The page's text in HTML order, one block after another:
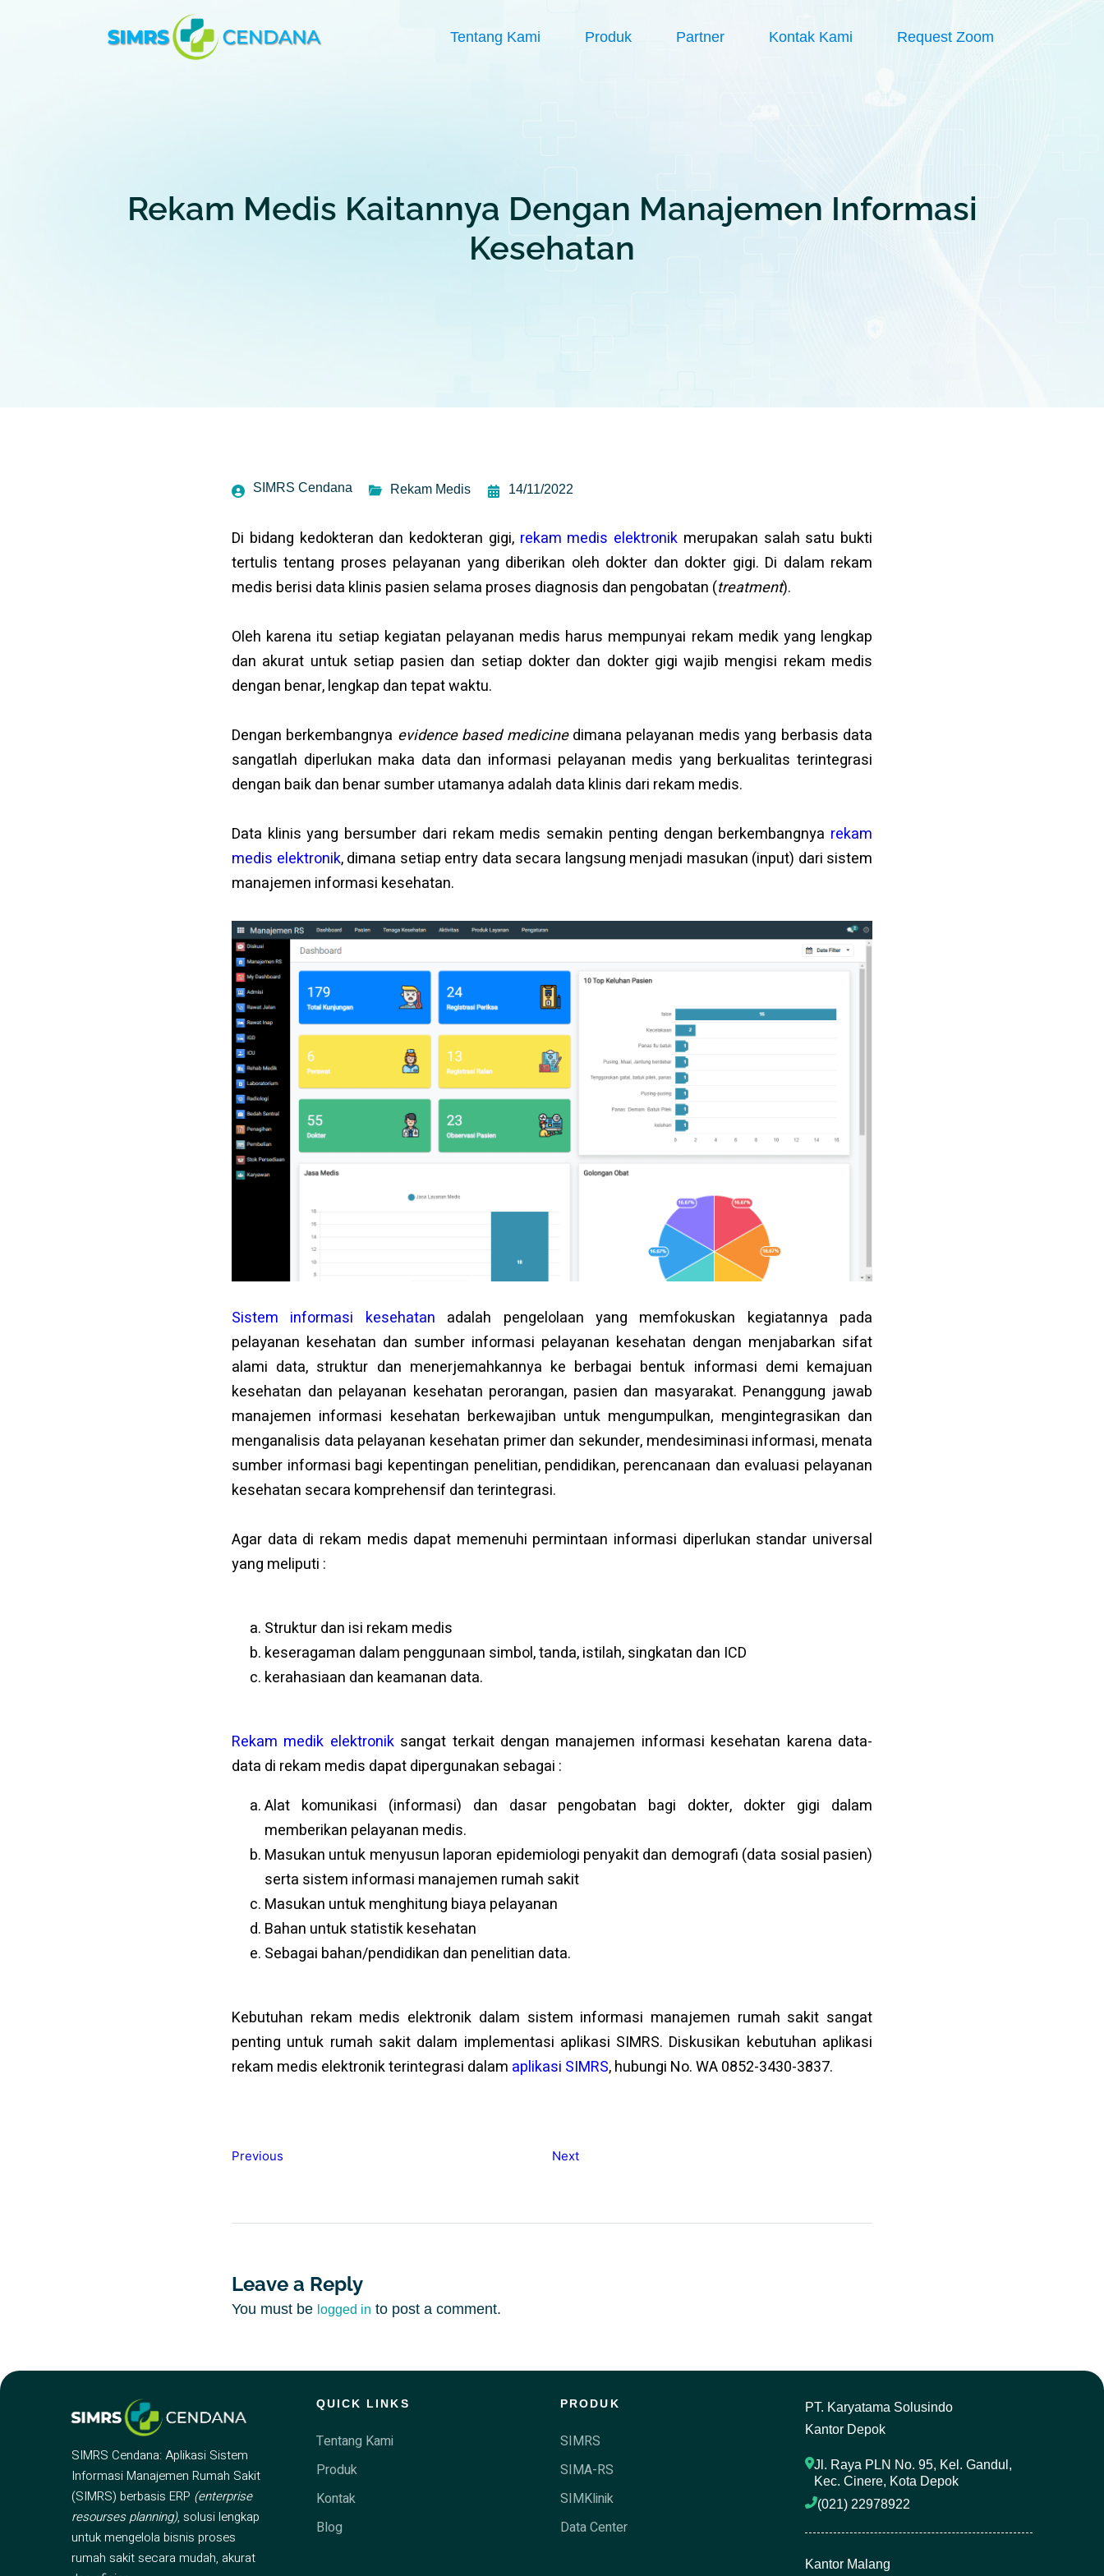
Tentang Kami Produk Partner Kontak Kami Request Zoom
Rekam Medis Kaitannya Dengan Manajemen Informasi
Kesehatan
SIMRS Cendana Rekam Medis 14/11/2022
Di bidang kedokteran dan kedokteran gigi, rekam medis elektronik merupakan salah satu bukti
tertulis tentang proses pelayanan yang diberikan oleh dokter dan dokter gigi. Di dalam rekam
medis berisi data klinis pasien selama proses diagnosis dan pengobatan (treatment).
Oleh karena itu setiap kegiatan pelayanan medis harus mempunyai rekam medik yang lengkap
dan akurat untuk setiap pasien dan setiap dokter dan dokter gigi wajib mengisi rekam medis
dengan benar, lengkap dan tepat waktu.
Dengan berkembangnya evidence based medicinedimana pelayanan medis yang berbasis data
sangatlah diperlukan maka data dan informasi pelayanan medis yang berkualitas terintegrasi
dengan baik dan benar sumber utamanya adalah data klinis dari rekam medis.
Data klinis yang bersumber dari rekam medis semakin penting dengan berkembangnya rekam
medis elektronik, dimana setiap entry data secara langsung menjadi masukan (input) dari sistem
manajemen informasi kesehatan.
Sistem informasi kesehatan adalah pengelolaan yang memfokuskan kegiatannya pada
pelayanan kesehatan dan sumber informasi pelayanan kesehatan dengan menjabarkan sifat
alami data, struktur dan menerjemahkannya ke berbagai bentuk informasi demi kemajuan
kesehatan dan pelayanan kesehatan perorangan, pasien dan masyarakat. Penanggung jawab
manajemen informasi kesehatan berkewajiban untuk mengumpulkan, mengintegrasikan dan
menganalisis data pelayanan kesehatan primer dan sekunder, mendesiminasi informasi, menata
sumber informasi bagi kepentingan penelitian, pendidikan, perencanaan dan evaluasi pelayanan
kesehatan secara komprehensif dan terintegrasi.
Agar data di rekam medis dapat memenuhi permintaan informasi diperlukan standar universal
yang meliputi :
Struktur dan isi rekam medis
keseragaman dalam penggunaan simbol, tanda, istilah, singkatan dan ICD
kerahasiaan dan keamanan data.
Rekam medik elektroniksangat terkait dengan manajemen informasi kesehatan karena data-
data di rekam medis dapat dipergunakan sebagai :
Alat komunikasi (informasi) dan dasar pengobatan bagi dokter, dokter gigi dalam
memberikan pelayanan medis.
Masukan untuk menyusun laporan epidemiologi penyakit dan demografi (data sosial pasien)
serta sistem informasi manajemen rumah sakit
Masukan untuk menghitung biaya pelayanan
Bahan untuk statistik kesehatan
Sebagai bahan/pendidikan dan penelitian data.
Kebutuhan rekam medis elektronik dalam sistem informasi manajemen rumah sakit sangat
penting untuk rumah sakit dalam implementasi aplikasi SIMRS. Diskusikan kebutuhan aplikasi
rekam medis elektronik terintegrasi dalam aplikasi SIMRS, hubungi No. WA 0852-3430-3837.
Previous Next
Leave a Reply
You must be logged in to post a comment.
SIMRS Cendana: Aplikasi Sistem
Informasi Manajemen Rumah Sakit
(SIMRS) berbasis ERP (enterprise
resourses planning), solusi lengkap
untuk mengelola bisnis proses
rumah sakit secara mudah, akurat
QUICK LINKS
Tentang Kami
Produk
Kontak
Blog
PRODUK
SIMRS
SIMA-RS
SIMKlinik
Data Center
PT. Karyatama Solusindo
Kantor Depok
Jl. Raya PLN No. 95, Kel. Gandul,
Kec. Cinere, Kota Depok
(021) 22978922
Kantor Malang